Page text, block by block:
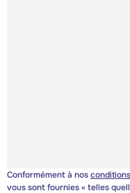
Conformément à nos
vous sont fournies « telles